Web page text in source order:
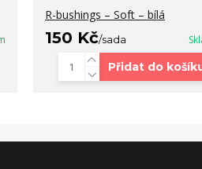
R-bushings – Soft – bílá
150 Kč/sada
Přidat do